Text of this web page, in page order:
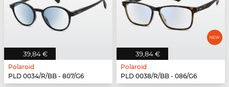
39,84 €
Polaroid
PLD 0034/R/BB - 807/G6
39,84 €
Polaroid
PLD 0038/R/BB - 086/G6